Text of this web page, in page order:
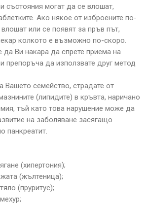
състояния могат да се влошат,
Ако някое от изброените по-
или се появят за пръв път,
колкото е възможно по-скоро.
Ви накара да спрете приема на
препоръча да използвате друг метод
Вашето семейство, страдате от
(липидите) в кръвта, наричано
тъй като това нарушение може да
на заболяване засягащо
панкреатит.
(хипертония);
(жълтеница);
(пруритус);